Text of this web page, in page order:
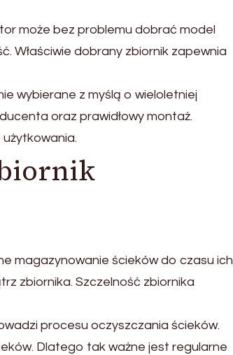
może bez problemu dobrać model
Właściwie dobrany zbiornik zapewnia
wybierane z myślą o wieloletniej
oraz prawidłowy montaż.
magazynowanie ścieków do czasu ich
zbiornika. Szczelność zbiornika
procesu oczyszczania ścieków.
Dlatego tak ważne jest regularne